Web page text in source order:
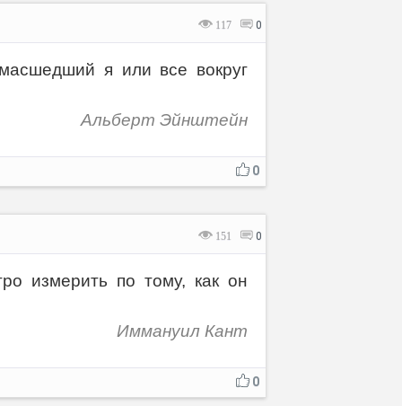
117 0
я или вce вoкpуг
Альбepт Эйнштeйн
0
151 0
измерить по тому, как он
Иммануил Кант
0